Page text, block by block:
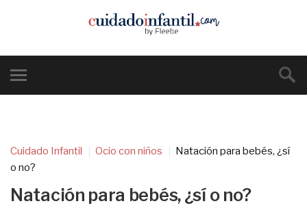
Cuidado Infantil Ocio con niños
Natación para bebés, ¿sí
o no?
Natación para bebés, ¿sí o no?